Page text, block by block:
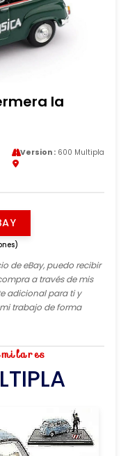
la
Version :600 Multipla
de eBay, puedo recibir
a través de mis
adicional para ti y
trabajo de forma